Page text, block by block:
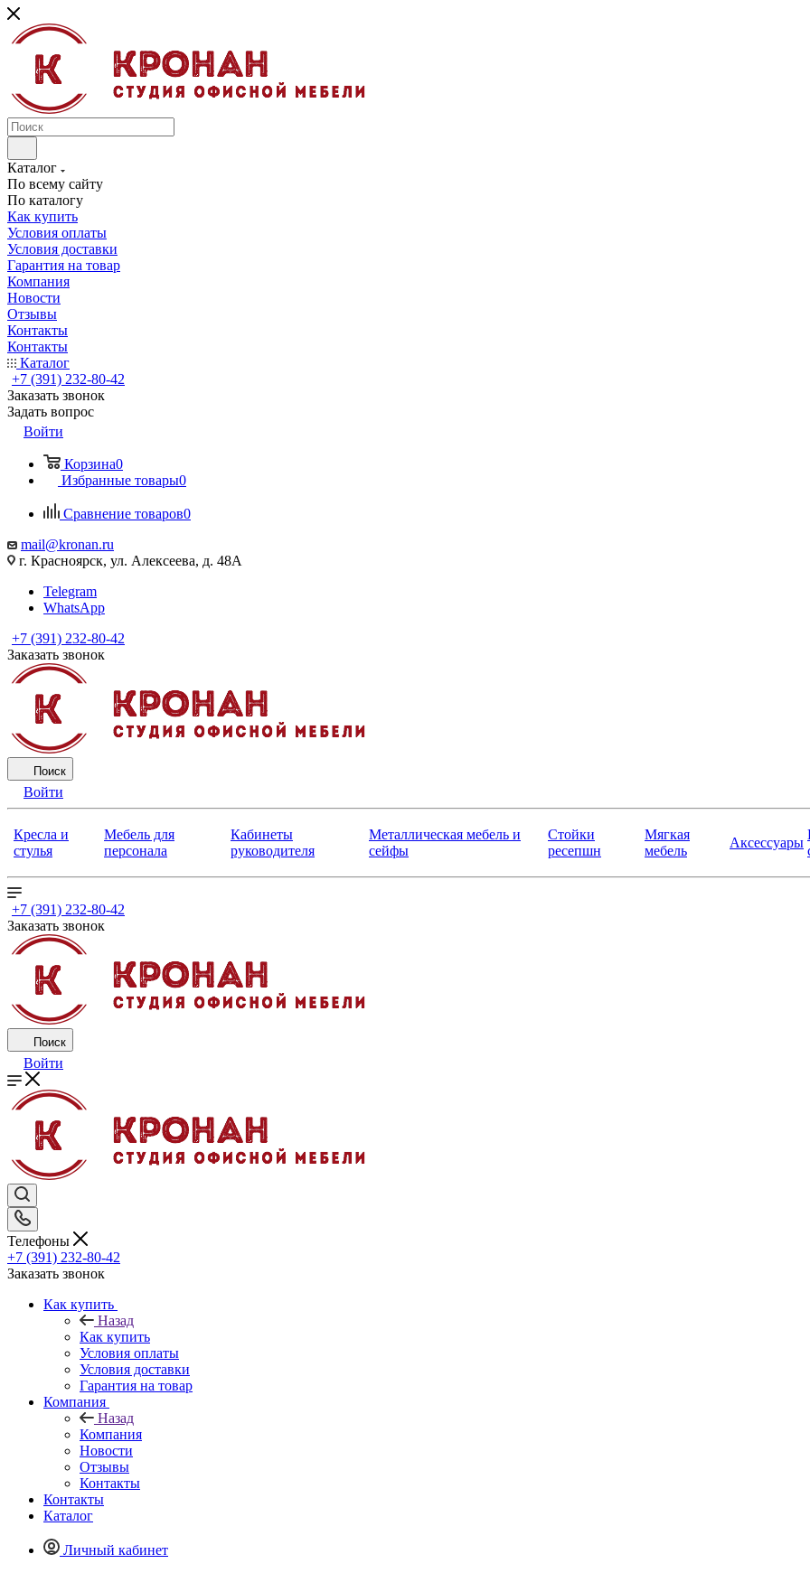
Каталог
По всему сайту
По каталогу
Как купить
Условия оплаты
Условия доставки
Гарантия на товар
Компания
Новости
Отзывы
Контакты
Контакты
Каталог
+7 (391) 232-80-42
Заказать звонок
Задать вопрос
Войти
Корзина0
Избранные товары0
Сравнение товаров0
mail@kronan.ru
г. Красноярск, ул. Алексеева, д. 48А
Telegram
WhatsApp
+7 (391) 232-80-42
Заказать звонок
Поиск
Войти
Кресла и
стулья
Мебель для
персонала
Кабинеты
руководителя
Металлическая мебель и
сейфы
Стойки
ресепшн
Мягкая
мебель
Аксессуары
+7 (391) 232-80-42
Заказать звонок
Поиск
Войти
Телефоны
+7 (391) 232-80-42
Заказать звонок
Как купить
Назад
Как купить
Условия оплаты
Условия доставки
Гарантия на товар
Компания
Назад
Компания
Новости
Отзывы
Контакты
Контакты
Каталог
Личный кабинет